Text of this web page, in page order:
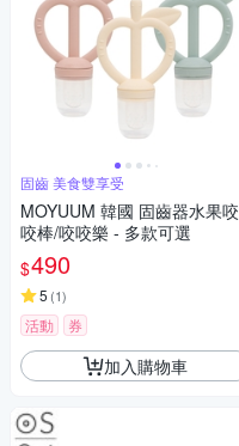
固齒 美食雙享受
MOYUUM 韓國 固齒器水果咬
咬棒/咬咬樂 - 多款可選
$490
5 (1)
活動 券
加入購物車